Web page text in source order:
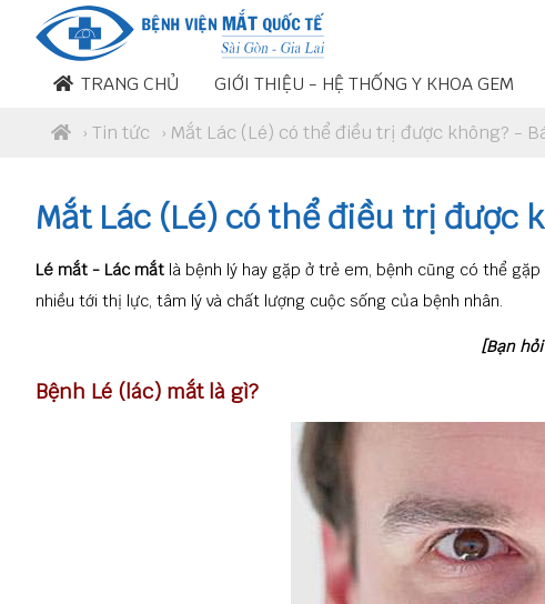
TRANG CHỦ GIỚI THIỆU - HỆ THỐNG Y KHOA GEM
›Tin tức › Mắt Lác (Lé) có thể điều trị được không? -
Mắt Lác (Lé) có thể điều trị được
Lé mắt - Lác mắt là bệnh lý hay gặp ở trẻ em, bệnh cũng có thể
nhiều tới thị lực, tâm lý và chất lượng cuộc sống của bệnh nhân.
[Bạn
Bệnh Lé (lác) mắt là gì?